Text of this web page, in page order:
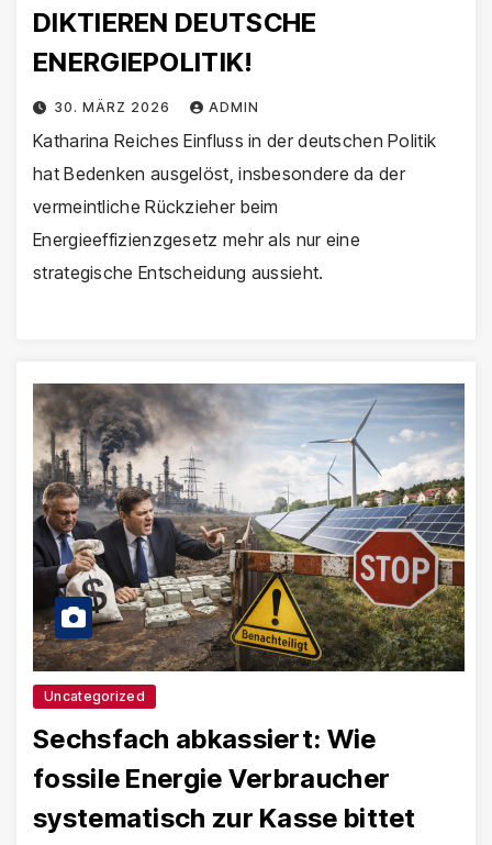
DIKTIEREN DEUTSCHE
ENERGIEPOLITIK!
30. MÄRZ 2026 ADMIN
Katharina Reiches Einfluss in der deutschen Politik
hat Bedenken ausgelöst, insbesondere da der
vermeintliche Rückzieher beim
Energieeffizienzgesetz mehr als nur eine
strategische Entscheidung aussieht.
Uncategorized
Sechsfach abkassiert: Wie
fossile Energie Verbraucher
systematisch zur Kasse bittet